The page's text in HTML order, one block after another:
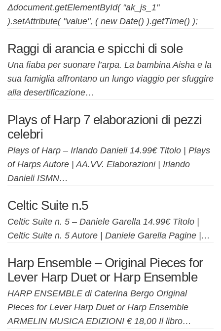
Δdocument.getElementById( "ak_js_1"
).setAttribute( "value", ( new Date() ).getTime() );
Raggi di arancia e spicchi di sole
Una fiaba per suonare l’arpa. La bambina Aisha e la
sua famiglia affrontano un lungo viaggio per sfuggire
alla desertificazione…
Plays of Harp 7 elaborazioni di pezzi
celebri
Plays of Harp – Irlando Danieli 14.99€ Titolo | Plays
of Harps Autore | AA.VV. Elaborazioni | Irlando
Danieli ISMN…
Celtic Suite n.5
Celtic Suite n. 5 – Daniele Garella 14.99€ Titolo |
Celtic Suite n. 5 Autore | Daniele Garella Pagine |…
Harp Ensemble – Original Pieces for
Lever Harp Duet or Harp Ensemble
HARP ENSEMBLE di Caterina Bergo Original
Pieces for Lever Harp Duet or Harp Ensemble
ARMELIN MUSICA EDIZIONI € 18,00 Il libro…